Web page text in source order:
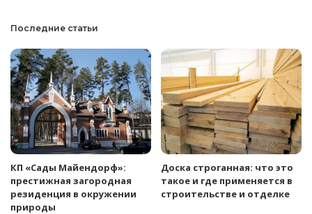
Последние статьи
КП «Сады Майендорф»:
престижная загородная
резиденция в окружении
природы
Доска строганная: что это
такое и где применяется в
строительстве и отделке